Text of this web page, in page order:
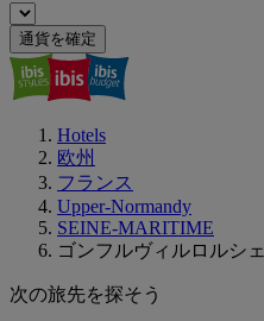
通貨を確定
Hotels
欧州
フランス
Upper-Normandy
SEINE-MARITIME
ゴンフルヴィルロルシェ
次の旅先を探そう